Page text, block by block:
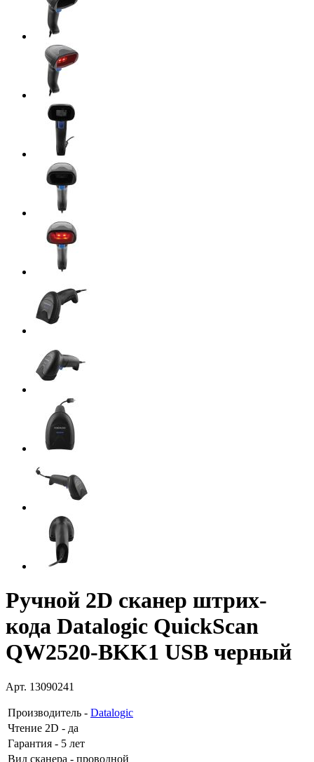
Ручной 2D сканер штрих-
кода Datalogic QuickScan
QW2520-BKK1 USB черный
Арт. 13090241
Производитель - Datalogic
Чтение 2D - да
Гарантия - 5 лет
Вид сканера - проводной